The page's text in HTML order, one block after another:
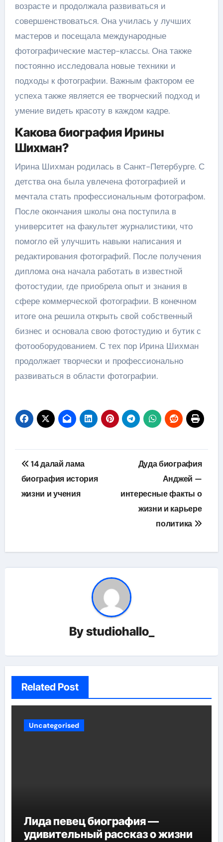
возрасте и продолжала развиваться и
совершенствоваться. Она училась у лучших
мастеров и посещала международные
фотографические мастер-классы. Она также
постоянно исследовала новые техники и
подходы к фотографии. Важным фактором ее
успеха также является ее творческий подход и
умение видеть красоту в каждом кадре.
Какова биография Ирины
Шихман?
Ирина Шихман родилась в Санкт-Петербурге. С
детства она была увлечена фотографией и
мечтала стать профессиональным фотографом.
После окончания школы она поступила в
университет на факультет журналистики, что
помогло ей улучшить навыки написания и
редактирования фотографий. После получения
диплома она начала работать в известной
фотостудии, где приобрела опыт и знания в
сфере коммерческой фотографии. В конечном
итоге она решила открыть свой собственный
бизнес и основала свою фотостудию и бутик с
фотооборудованием. С тех пор Ирина Шихман
продолжает творчески и профессионально
развиваться в области фотографии.
Навигация
по
записям
14 далай лама
биография история
жизни и учения
Дуда биография
Анджей —
интересные факты о
жизни и карьере
политика
Bystudiohallo_
Related Post
Uncategorised
Лида певец биография —
удивительный рассказ о жизни